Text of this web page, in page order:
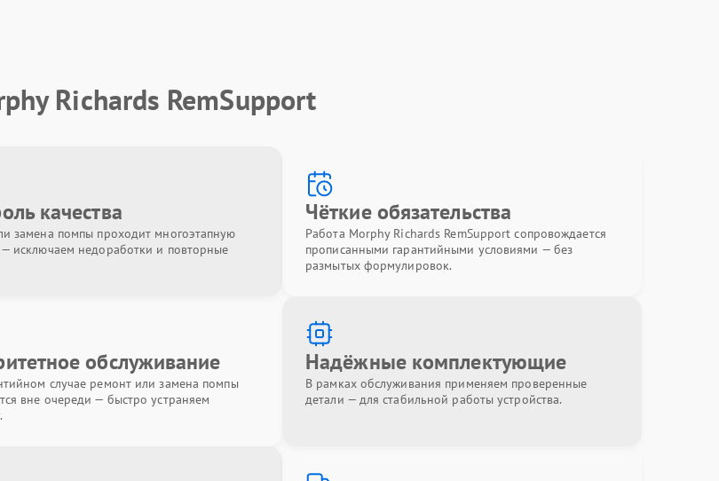
Richards RemSupport
качества
замена помпы проходит многоэтапную
— исключаем недоработки и повторные
Чёткие обязательства
Работа Morphy Richards RemSupport сопровождается
прописанными гарантийными условиями — без
размытых формулировок.
обслуживание
случае ремонт или замена помпы
вне очереди — быстро устраняем
Надёжные комплектующие
В рамках обслуживания применяем проверенные
детали — для стабильной работы устройства.